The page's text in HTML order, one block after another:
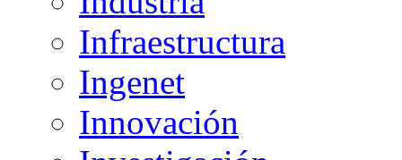
Infraestructura
Ingenet
Innovación